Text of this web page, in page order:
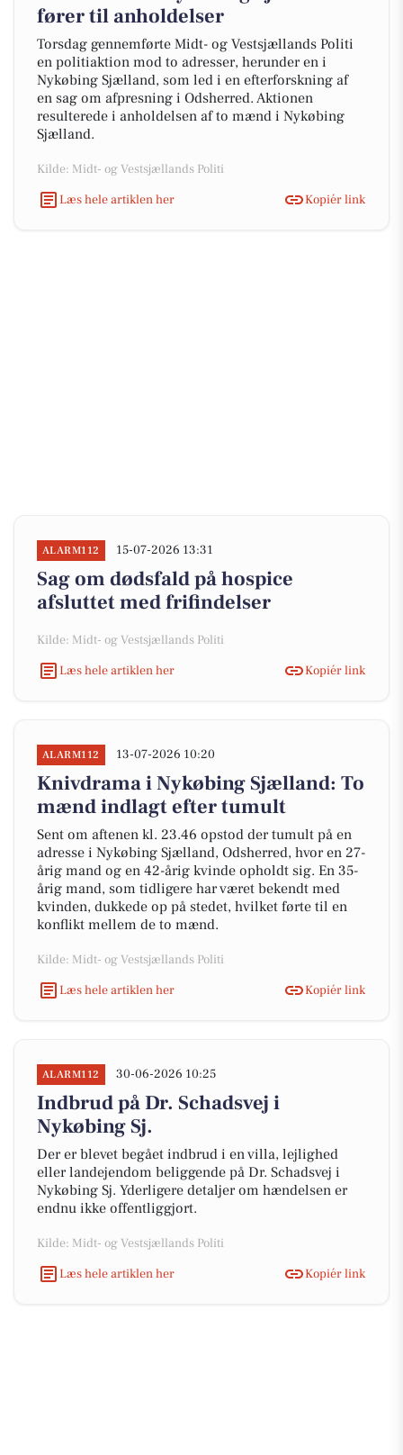
fører til anholdelser
Torsdag gennemførte Midt- og Vestsjællands Politi
en politiaktion mod to adresser, herunder en i
Nykøbing Sjælland, som led i en efterforskning af
en sag om afpresning i Odsherred. Aktionen
resulterede i anholdelsen af to mænd i Nykøbing
Sjælland.
Kilde: Midt- og Vestsjællands Politi
Læs hele artiklen her
Kopiér link
ALARM112 15-07-2026 13:31
Sag om dødsfald på hospice
afsluttet med frifindelser
Kilde: Midt- og Vestsjællands Politi
Læs hele artiklen her
Kopiér link
ALARM112 13-07-2026 10:20
Knivdrama i Nykøbing Sjælland: To
mænd indlagt efter tumult
Sent om aftenen kl. 23.46 opstod der tumult på en
adresse i Nykøbing Sjælland, Odsherred, hvor en 27-
årig mand og en 42-årig kvinde opholdt sig. En 35-
årig mand, som tidligere har været bekendt med
kvinden, dukkede op på stedet, hvilket førte til en
konflikt mellem de to mænd.
Kilde: Midt- og Vestsjællands Politi
Læs hele artiklen her
Kopiér link
ALARM112 30-06-2026 10:25
Indbrud på Dr. Schadsvej i
Nykøbing Sj.
Der er blevet begået indbrud i en villa, lejlighed
eller landejendom beliggende på Dr. Schadsvej i
Nykøbing Sj. Yderligere detaljer om hændelsen er
endnu ikke offentliggjort.
Kilde: Midt- og Vestsjællands Politi
Læs hele artiklen her
Kopiér link